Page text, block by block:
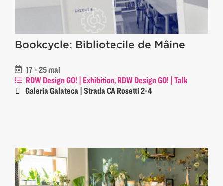
Bookcycle: Bibliotecile de Mâine
17 - 25 mai
RDW Design GO! | Exhibition, RDW Design GO! | Talk
Galeria Galateca | Strada CA Rosetti 2-4